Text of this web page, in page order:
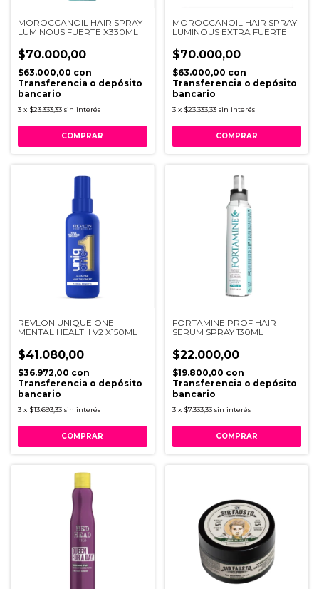
MOROCCANOIL HAIR SPRAY
LUMINOUS FUERTE X330ML
$70.000,00
$63.000,00 con
Transferencia o depósito
bancario
3 x $23.333,33 sin interés
MOROCCANOIL HAIR SPRAY
LUMINOUS EXTRA FUERTE
$70.000,00
$63.000,00 con
Transferencia o depósito
bancario
3 x $23.333,33 sin interés
REVLON UNIQUE ONE
MENTAL HEALTH V2 X150ML
$41.080,00
$36.972,00 con
Transferencia o depósito
bancario
3 x $13.693,33 sin interés
FORTAMINE PROF HAIR
SERUM SPRAY 130ML
$22.000,00
$19.800,00 con
Transferencia o depósito
bancario
3 x $7.333,33 sin interés